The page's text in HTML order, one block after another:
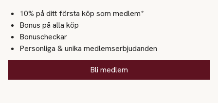
10% på ditt första köp som medlem*
Bonus på alla köp
Bonuscheckar
Personliga & unika medlemserbjudanden
Bli medlem